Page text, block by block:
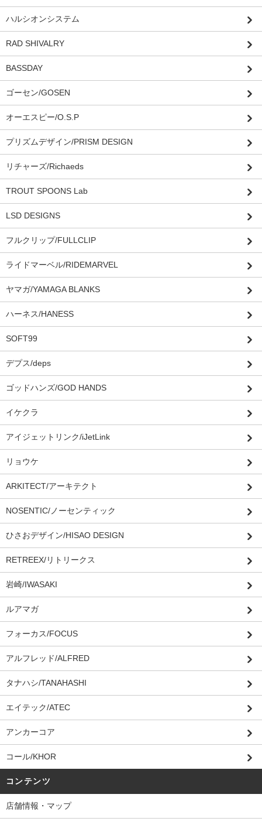
ハルシオンシステム
RAD SHIVALRY
BASSDAY
ゴーセン/GOSEN
オーエスピー/O.S.P
プリズムデザイン/PRISM DESIGN
リチャーズ/Richaeds
TROUT SPOONS Lab
LSD DESIGNS
フルクリップ/FULLCLIP
ライドマーベル/RIDEMARVEL
ヤマガ/YAMAGA BLANKS
ハーネス/HANESS
SOFT99
デプス/deps
ゴッドハンズ/GOD HANDS
イケクラ
アイジェットリンク/iJetLink
リョウケ
ARKITECT/アーキテクト
NOSENTIC/ノーセンティック
ひさおデザイン/HISAO DESIGN
RETREEX/リトリークス
岩崎/IWASAKI
ルアマガ
フォーカス/FOCUS
アルフレッド/ALFRED
タナハシ/TANAHASHI
エイテック/ATEC
アンカーコア
コール/KHOR
コンテンツ
店舗情報・マップ